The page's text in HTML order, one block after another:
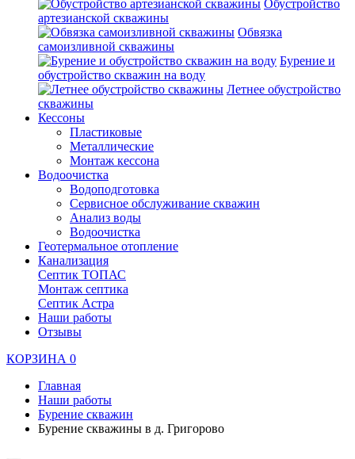
Обустройство
артезианской скважины
Обвязка
самоизливной скважины
Бурение и
обустройство скважин на воду
Летнее обустройство
скважины
Кессоны
Пластиковые
Металлические
Монтаж кессона
Водоочистка
Водоподготовка
Сервисное обслуживание скважин
Анализ воды
Водоочистка
Геотермальное отопление
Канализация
Септик ТОПАС
Монтаж септика
Септик Астра
Наши работы
Отзывы
КОРЗИНА 0
Главная
Наши работы
Бурение скважин
Бурение скважины в д. Григорово